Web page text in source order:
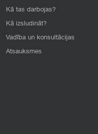
Kā tas darbojas?
Kā izsludināt?
Vadība un konsultācijas
Atsauksmes